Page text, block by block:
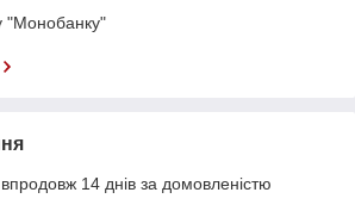
"Монобанку"
14 днів за домовленістю